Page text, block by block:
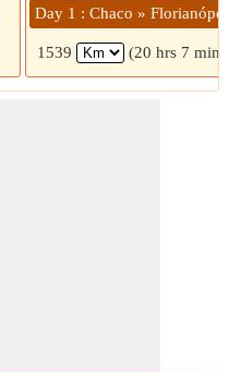
Day 1 : Chaco » Florianópolis
1539 (20 hrs 7 mins)